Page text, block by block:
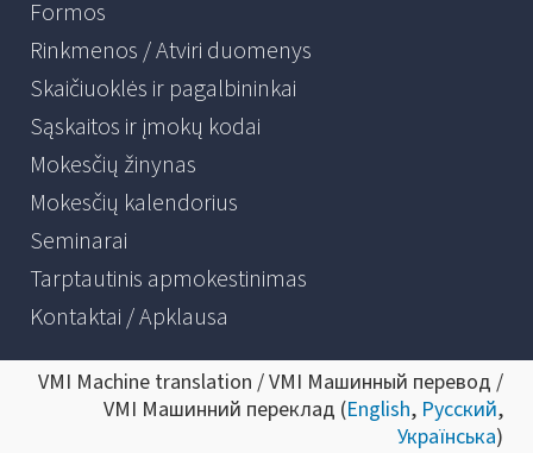
Formos
Rinkmenos / Atviri duomenys
Skaičiuoklės ir pagalbininkai
Sąskaitos ir įmokų kodai
Mokesčių žinynas
Mokesčių kalendorius
Seminarai
Tarptautinis apmokestinimas
Kontaktai / Apklausa
VMI Machine translation / VMI Машинный перевод /
VMI Машинний переклад (English, Русский,
Українська)